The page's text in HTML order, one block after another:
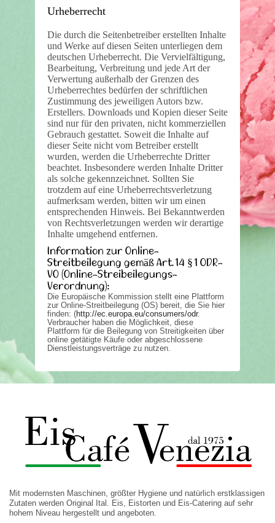
Urheberrecht
Die durch die Seitenbetreiber erstellten Inhalte
und Werke auf diesen Seiten unterliegen dem
deutschen Urheberrecht. Die Vervielfältigung,
Bearbeitung, Verbreitung und jede Art der
Verwertung außerhalb der Grenzen des
Urheberrechtes bedürfen der schriftlichen
Zustimmung des jeweiligen Autors bzw.
Erstellers. Downloads und Kopien dieser Seite
sind nur für den privaten, nicht kommerziellen
Gebrauch gestattet. Soweit die Inhalte auf
dieser Seite nicht vom Betreiber erstellt
wurden, werden die Urheberrechte Dritter
beachtet. Insbesondere werden Inhalte Dritter
als solche gekennzeichnet. Sollten Sie
trotzdem auf eine Urheberrechtsverletzung
aufmerksam werden, bitten wir um einen
entsprechenden Hinweis. Bei Bekanntwerden
von Rechtsverletzungen werden wir derartige
Inhalte umgehend entfernen.
Information zur Online-
Streitbeilegung gemäß Art. 14 § 1 ODR-
VO (Online-Streibeilegungs-
Verordnung):
Die Europäische Kommission stellt eine Plattform
zur Online-Streitbeilegung (OS) bereit, die Sie hier
finden: (http://ec.europa.eu/consumers/odr.
Verbraucher haben die Möglichkeit, diese
Plattform für die Beilegung von Streitigkeiten über
online getätigte Käufe oder abgeschlossene
Dienstleistungsverträge zu nutzen.
Mit modernsten Maschinen, größter Hygiene und natürlich erstklassigen
Zutaten werden Original Ital. Eis, Eistorten und Eis-Catering auf sehr
hohem Niveau hergestellt und angeboten.